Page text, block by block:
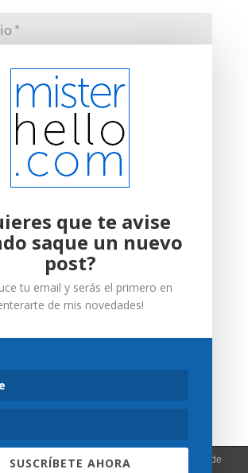
y diseñada por Misterhello | ©
para que usted tenga la mejor experiencia de
está dando su consentimiento para la
que te avise
saque un nuevo
post?
tu email y serás el primero en
de mis novedades!
SUSCRÍBETE AHORA